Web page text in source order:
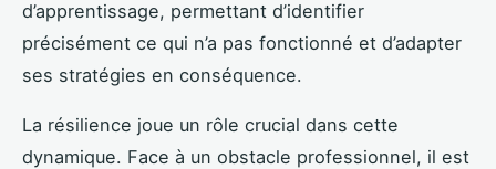
d’apprentissage, permettant d’identifier
précisément ce qui n’a pas fonctionné et d’adapter
ses stratégies en conséquence.
La résilience joue un rôle crucial dans cette
dynamique. Face à un obstacle professionnel, il est